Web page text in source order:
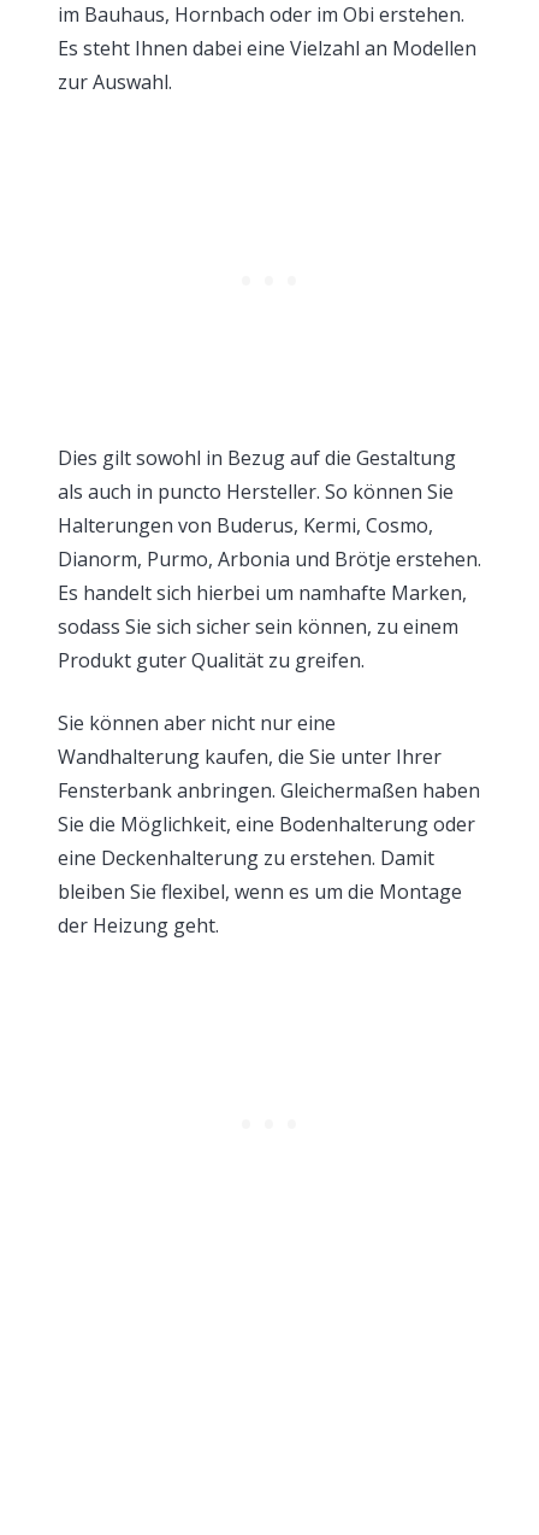
im Bauhaus, Hornbach oder im Obi erstehen.
Es steht Ihnen dabei eine Vielzahl an Modellen
zur Auswahl.
Dies gilt sowohl in Bezug auf die Gestaltung
als auch in puncto Hersteller. So können Sie
Halterungen von Buderus, Kermi, Cosmo,
Dianorm, Purmo, Arbonia und Brötje erstehen.
Es handelt sich hierbei um namhafte Marken,
sodass Sie sich sicher sein können, zu einem
Produkt guter Qualität zu greifen.
Sie können aber nicht nur eine
Wandhalterung kaufen, die Sie unter Ihrer
Fensterbank anbringen. Gleichermaßen haben
Sie die Möglichkeit, eine Bodenhalterung oder
eine Deckenhalterung zu erstehen. Damit
bleiben Sie flexibel, wenn es um die Montage
der Heizung geht.